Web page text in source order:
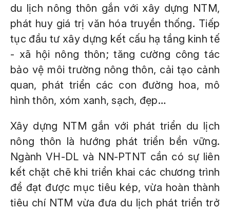
du lịch nông thôn gắn với xây dựng NTM,
phát huy giá trị văn hóa truyền thống. Tiếp
tục đầu tư xây dựng kết cấu hạ tầng kinh tế
- xã hội nông thôn; tăng cường công tác
bảo vệ môi trường nông thôn, cải tạo cảnh
quan, phát triển các con đường hoa, mô
hình thôn, xóm xanh, sạch, đẹp…
Xây dựng NTM gắn với phát triển du lịch
nông thôn là hướng phát triển bền vững.
Ngành VH-DL và NN-PTNT cần có sự liên
kết chặt chẽ khi triển khai các chương trình
để đạt được mục tiêu kép, vừa hoàn thành
tiêu chí NTM vừa đưa du lịch phát triển trở